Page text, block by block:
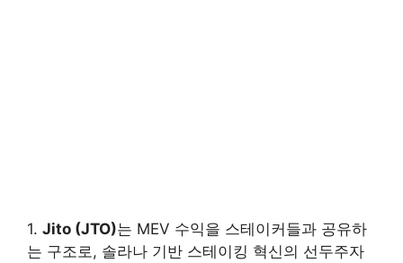
1. Jito (JTO)는 MEV 수익을 스테이커들과 공유하
는 구조로, 솔라나 기반 스테이킹 혁신의 선두주자